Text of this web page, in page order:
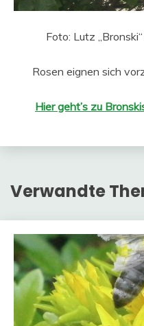
Foto: Lutz
Rosen eignen sich
Hier geht’s zu
Verwandte